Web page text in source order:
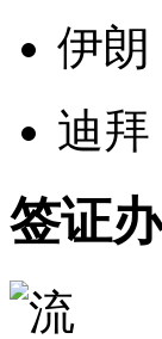
伊朗
迪拜
签证